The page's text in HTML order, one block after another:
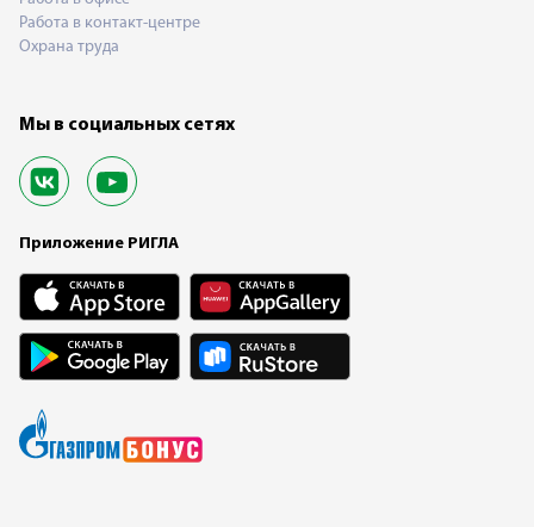
Работа в контакт-центре
Охрана труда
Мы в социальных сетях
Приложение РИГЛА